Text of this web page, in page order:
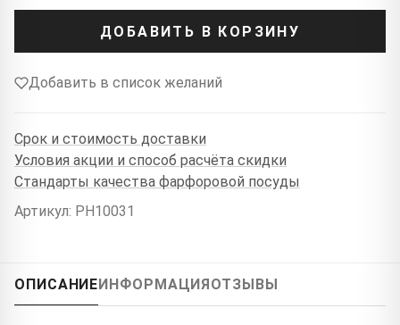
ДОБАВИТЬ В КОРЗИНУ
Добавить в список желаний
Срок и стоимость доставки
Условия акции и способ расчёта скидки
Стандарты качества фарфоровой посуды
Артикул: PH10031
ОПИСАНИЕ ИНФОРМАЦИЯ ОТЗЫВЫ